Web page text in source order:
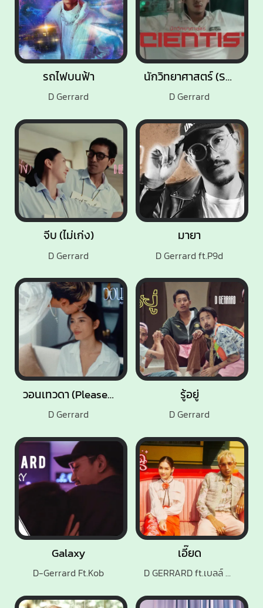
Galaxy
D-Gerrard Ft.Kob
รถไฟบนฟ้า
D Gerrard
นักวิทยาศาสตร์ (Scientist)
D Gerrard
เอี๊ยด
D GERRARD ft.เบลล์ นิภาดา
จีบ (ไม่เก่ง)
D Gerrard
มายา
D Gerrard ft.P9d
รู้อยู่
D Gerrard
วอนเทวดา (Please Mr.Angel)
D Gerrard